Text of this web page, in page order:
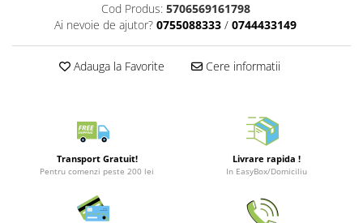
Postere
Geek Stuff
Cani/Pahare
Plusuri si papusi
Cod Produs: 5706569161798
Ai nevoie de ajutor? 0755088333 / 0744433149
Adauga la Favorite Cere informatii
Transport Gratuit!
Pentru comenzi peste 200 lei
Livrare rapida !
In EasyBox/Domiciliu